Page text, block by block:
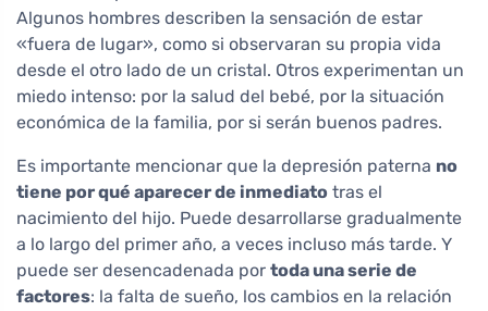
Algunos hombres describen la sensación de estar
«fuera de lugar», como si observaran su propia vida
desde el otro lado de un cristal. Otros experimentan un
miedo intenso: por la salud del bebé, por la situación
económica de la familia, por si serán buenos padres.
Es importante mencionar que la depresión paterna no
tiene por qué aparecer de inmediato tras el
nacimiento del hijo. Puede desarrollarse gradualmente
a lo largo del primer año, a veces incluso más tarde. Y
puede ser desencadenada por toda una serie de
factores: la falta de sueño, los cambios en la relación